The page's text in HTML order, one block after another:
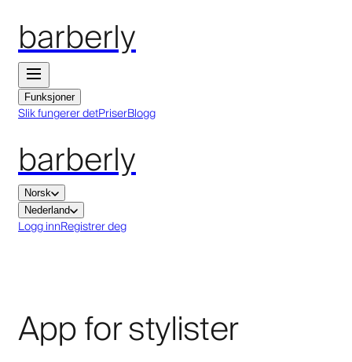
barberly
Funksjoner
Slik fungerer detPriserBlogg
barberly
Norsk
Nederland
Logg innRegistrer deg
App for stylister